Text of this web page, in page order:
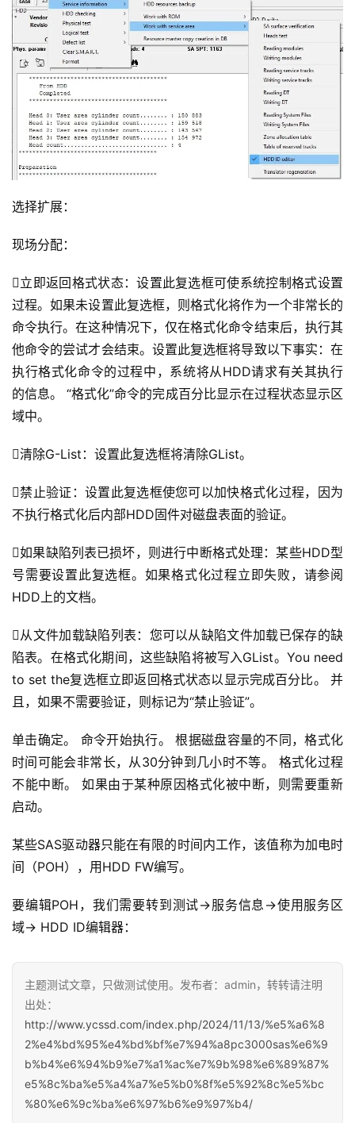
选择扩展：
现场分配：
立即返回格式状态：设置此复选框可使系统控制格式设置
过程。如果未设置此复选框，则格式化将作为一个非常长的
命令执行。在这种情况下，仅在格式化命令结束后，执行其
他命令的尝试才会结束。设置此复选框将导致以下事实：在
执行格式化命令的过程中，系统将从HDD请求有关其执行
的信息。 “格式化”命令的完成百分比显示在过程状态显示区
域中。
清除G-List：设置此复选框将清除GList。
禁止验证：设置此复选框使您可以加快格式化过程，因为
不执行格式化后内部HDD固件对磁盘表面的验证。
如果缺陷列表已损坏，则进行中断格式处理：某些HDD型
号需要设置此复选框。如果格式化过程立即失败，请参阅
HDD上的文档。
从文件加载缺陷列表：您可以从缺陷文件加载已保存的缺
陷表。在格式化期间，这些缺陷将被写入GList。You need
to set the复选框立即返回格式状态以显示完成百分比。 并
且，如果不需要验证，则标记为“禁止验证”。
单击确定。 命令开始执行。 根据磁盘容量的不同，格式化
时间可能会非常长，从30分钟到几小时不等。 格式化过程
不能中断。 如果由于某种原因格式化被中断，则需要重新
启动。
某些SAS驱动器只能在有限的时间内工作，该值称为加电时
间（POH），用HDD FW编写。
要编辑POH，我们需要转到测试->服务信息->使用服务区
域-> HDD ID编辑器：
主题测试文章，只做测试使用。发布者：admin，转转请注明
出处：
http://www.ycssd.com/index.php/2024/11/13/%e5%a6%8
2%e4%bd%95%e4%bd%bf%e7%94%a8pc3000sas%e6%9
b%b4%e6%94%b9%e7%a1%ac%e7%9b%98%e6%89%87%
e5%8c%ba%e5%a4%a7%e5%b0%8f%e5%92%8c%e5%bc
%80%e6%9c%ba%e6%97%b6%e9%97%b4/